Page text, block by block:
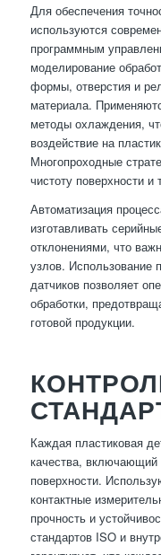
Для обеспечения
используются
программным
моделирование
формы, отверстия и
материала.
методы охлаждения,
воздействие на
Многопроходные
чистоту поверхности
Автоматизация
изготавливать
отклонениями, что
узлов. Использование
датчиков позволяет
обработки,
готовой продукции.
Каждая пластиковая
качества, включающий
поверхности.
контактные
прочность и
стандартов ISO и